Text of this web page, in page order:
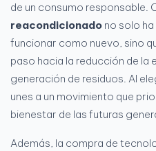
de un consumo responsable.
reacondicionado no solo
funcionar como nuevo, sino
paso hacia la reducción de la
generación de residuos. Al
unes a un movimiento que
bienestar de las futuras
Además, la compra de